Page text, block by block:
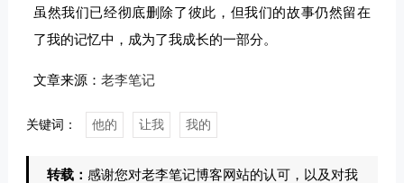
虽然我们已经彻底删除了彼此，但我们的故事仍然留在
了我的记忆中，成为了我成长的一部分。
文章来源： 老李笔记
关键词： 他的 让我 我的
转载： 感谢您对老李笔记博客网站的认可，以及对我